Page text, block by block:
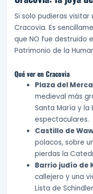
Si solo pudieras
Cracovia. Es
que NO fue destruido
Patrimonio de la
Qué ver en Cracovia
Plaza del
medieval más
Santa María y la
espectaculares.
Castillo de
polacos, sobre
pierdas la
Barrio judío de
callejero y una
Lista de